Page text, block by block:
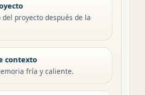
proyecto después de la
contexto
fría y caliente.